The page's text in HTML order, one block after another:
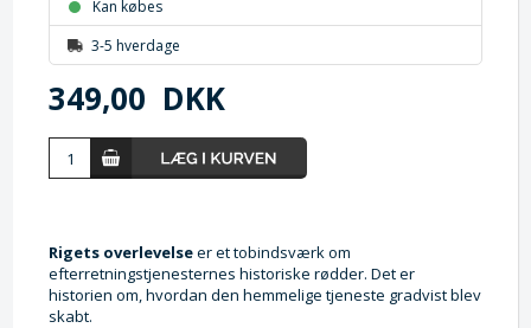
Kan købes
3-5 hverdage
349,00 DKK
Rigets overlevelseer et tobindsværk om
efterretningstjenesternes historiske rødder. Det er
historien om, hvordan den hemmelige tjeneste gradvist blev
skabt.